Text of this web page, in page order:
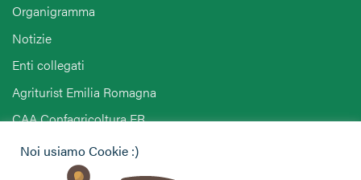
Organigramma
Notizie
Enti collegati
Agriturist Emilia Romagna
CAA Confagricoltura ER
Hai bisogno di informazioni?
Noi usiamo Cookie :)